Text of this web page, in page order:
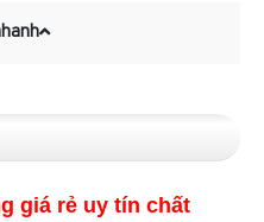
giá rẻ uy tín chất